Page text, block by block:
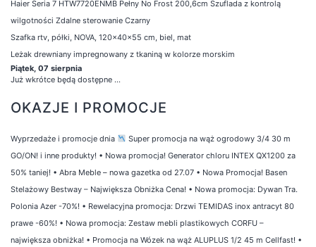
Haier Seria 7 HTW7720ENMB Pełny No Frost 200,6cm Szuflada z kontrolą
wilgotności Zdalne sterowanie Czarny
Szafka rtv, półki, NOVA, 120x40x55 cm, biel, mat
Leżak drewniany impregnowany z tkaniną w kolorze morskim
Piątek, 07 sierpnia
Już wkrótce będą dostępne ...
OKAZJE I PROMOCJE
Wyprzedaże i promocje dnia
Super promocja na wąż ogrodowy 3/4 30 m
GO/ON! i inne produkty! • Nowa promocja! Generator chloru INTEX QX1200 za
50% taniej! • Abra Meble – nowa gazetka od 27.07 • Nowa Promocja! Basen
Stelażowy Bestway – Największa Obniżka Cena! • Nowa promocja: Dywan Tra.
Polonia Azer -70%! • Rewelacyjna promocja: Drzwi TEMIDAS inox antracyt 80
prawe -60%! • Nowa promocja: Zestaw mebli plastikowych CORFU –
największa obniżka! • Promocja na Wózek na wąż ALUPLUS 1/2 45 m Cellfast! •